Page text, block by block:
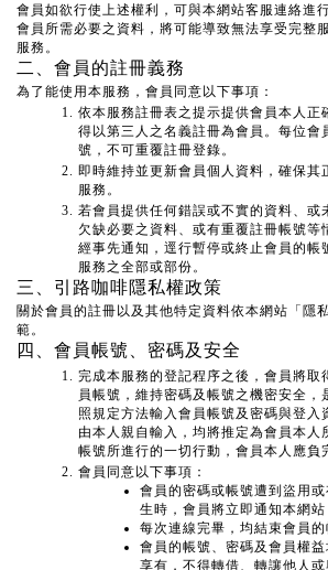
會員如欲行使上述權利，可與本網站客服連絡進
會員所需必要之資料，將可能導致無法享受完整
服務。
二、會員的註冊義務
為了能使用本服務，會員同意以下事項：
依本服務註冊表之提示提供會員本人正
得以第三人之名義註冊為會員。每位會
號，不可重覆註冊登錄。
即時維持並更新會員個人資料，確保其
服務。
若會員提供任何錯誤或不實的資料、或
欠缺必要之資料、或有重覆註冊帳號等
經事先通知，逕行暫停或終止會員的帳
服務之全部或部份。
三、引路咖啡隱私權政策
關於會員的註冊以及其他特定資料依本網站「隱
範。
四、會員帳號、密碼及安全
完成本服務的登記程序之後，會員將取
員帳號，維持密碼及帳號之機密安全，
照規定方法輸入會員帳號及密碼與登入
由本人親自輸入，均將推定為會員本人
帳號所進行的一切行動，會員本人應負
會員同意以下事項：
會員的密碼或帳號遭到盜用
生時，會員將立即通知本網站
每次連線完畢，均結束會員的
會員的帳號、密碼及會員權
享有，不得轉借、轉讓他人或